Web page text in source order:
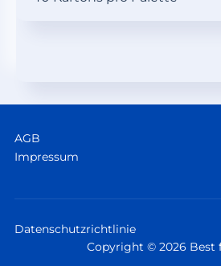
AGB
Impressum
Datenschutzrichtlinie
Copyright © 2026 Best